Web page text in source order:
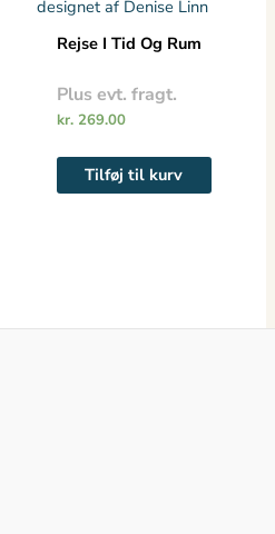
Rejse I Tid Og Rum
Plus evt. fragt.
kr.269.00
Tilføj til kurv